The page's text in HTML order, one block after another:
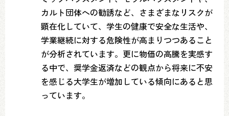
カルト団体への勧誘など、さまざまなリスクが
顕在化していて、学生の健康で安全な生活や、
学業継続に対する危険性が高まりつつあること
が分析されています。更に物価の高騰を実感す
る中で、奨学金返済などの観点から将来に不安
を感じる大学生が増加している傾向にあると思
っています。